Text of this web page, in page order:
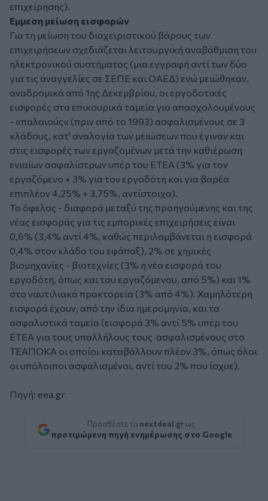
επιχείρησης).
Εμμεση μείωση εισφορών
Για τη μείωση του διαχειριστικού βάρους των
επιχειρήσεων σχεδιάζεται λειτουργική αναβάθμιση του
ηλεκτρονικού συστήματος (μια εγγραφή αντί των δύο
για τις αναγγελίες σε ΣΕΠΕ και ΟΑΕΔ) ενώ μειώθηκαν,
αναδρομικά από 1ης Δεκεμβρίου, οι εργοδοτικές
εισφορές στα επικουρικά ταμεία για απασχολουμένους
- «παλαιούς« (πριν από το 1993) ασφαλισμένους σε 3
κλάδους, κατ' αναλογία των μειώσεων που έγιναν και
στις εισφορές των εργαζομένων μετά την καθιέρωση
ενιαίων ασφαλίστρων υπέρ του ΕΤΕΑ (3% για τον
εργαζόμενο + 3% για τον εργοδότη και για βαρέα
επιπλέον 4,25% + 3,75%, αντίστοιχα).
Το όφελος - διαφορά μεταξύ της προηγούμενης και της
νέας εισφοράς για τις εμπορικές επιχειρήσεις είναι
0,6% (3,4% αντί 4%, καθώς περιλαμβάνεται η εισφορά
0,4% στον κλάδο του εφάπαξ), 2% σε χημικές
βιομηχανίες - βιοτεχνίες (3% η νέα εισφορά του
εργοδότη, όπως και του εργαζόμενου, από 5%) και 1%
στο ναυτιλιακά πρακτορεία (3% από 4%). Χαμηλότερη
εισφορά έχουν, από την ίδια ημερομηνία, και τα
ασφαλιστικά ταμεία (εισφορά 3% αντί 5% υπέρ του
ΕΤΕΑ για τους υπαλλήλους τους ασφαλισμένους στο
ΤΕΑΠΟΚΑ οι οποίοι καταβάλλουν πλέον 3%, όπως όλοι
οι υπόλοιποι ασφαλισμένοι, αντί του 2% που ίσχυε).
Πηγή: eea.gr
Προσθέστε το nextdeal.gr ως
προτιμώμενη πηγή ενημέρωσης στο Google